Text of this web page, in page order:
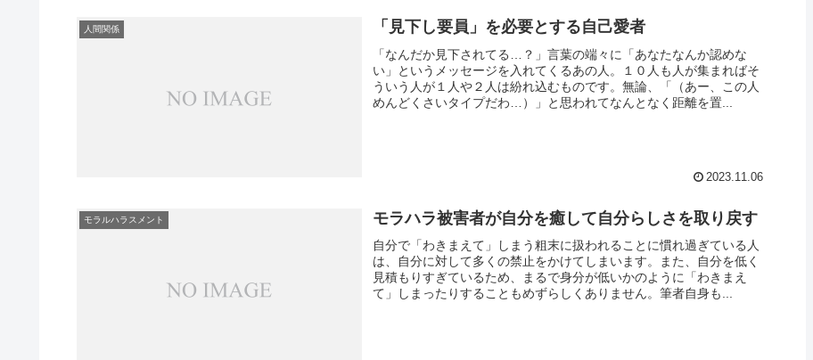
人間関係 「見下し要員」を必要とする自己愛者
「なんだか見下されてる…？」言葉の端々に「あなたなんか認めな
い」というメッセージを入れてくるあの人。１０人も人が集まればそ
ういう人が１人や２人は紛れ込むものです。無論、「（あー、この人
めんどくさいタイプだわ…）」と思われてなんとなく距離を置...
2023.11.06
モラルハラスメント モラハラ被害者が自分を癒して自分らしさを取り戻す
自分で「わきまえて」しまう粗末に扱われることに慣れ過ぎている人
は、自分に対して多くの禁止をかけてしまいます。また、自分を低く
見積もりすぎているため、まるで身分が低いかのように「わきまえ
て」しまったりすることもめずらしくありません。筆者自身も...